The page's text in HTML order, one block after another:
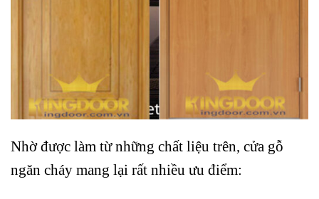
Nhờ được làm từ những chất liệu trên, cửa gỗ
ngăn cháy mang lại rất nhiều ưu điểm: